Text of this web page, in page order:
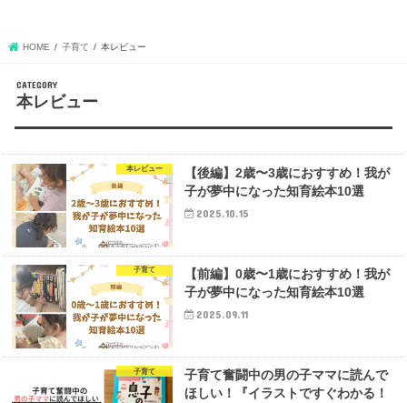
HOME 子育て 本レビュー
本レビュー
本レビュー
【後編】2歳〜3歳におすすめ！我が
子が夢中になった知育絵本10選
2025.10.15
子育て
【前編】0歳〜1歳におすすめ！我が
子が夢中になった知育絵本10選
2025.09.11
子育て
子育て奮闘中の男の子ママに読んで
ほしい！『イラストですぐわかる！